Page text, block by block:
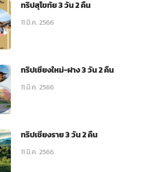
ทริปสุโขทัย 3 วัน 2 คืน
11 มี.ค. 2566
ทริปเชียงใหม่-ฝาง 3 วัน 2 คืน
11 มี.ค. 2566
ทริปเชียงราย 3 วัน 2 คืน
11 มี.ค. 2566